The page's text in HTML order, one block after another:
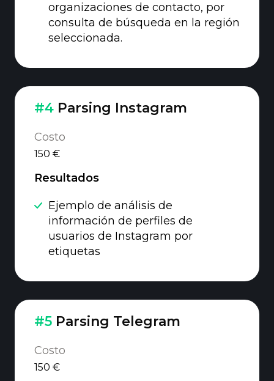
organizaciones de contacto, por
consulta de búsqueda en la región
seleccionada.
#4 Parsing Instagram
Costo
150 €
Resultados
Ejemplo de análisis de
información de perfiles de
usuarios de Instagram por
etiquetas
#5 Parsing Telegram
Costo
150 €